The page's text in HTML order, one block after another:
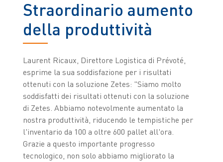
Straordinario aumento
della produttività
Laurent Ricaux, Direttore Logistica di Prévoté,
esprime la sua soddisfazione per i risultati
ottenuti con la soluzione Zetes: "Siamo molto
soddisfatti dei risultati ottenuti con la soluzione
di Zetes. Abbiamo notevolmente aumentato la
nostra produttività, riducendo le tempistiche per
l'inventario da 100 a oltre 600 pallet all'ora.
Grazie a questo importante progresso
tecnologico, non solo abbiamo migliorato la